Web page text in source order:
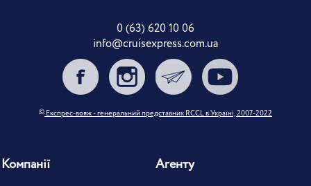
0 (63) 620 10 06
info@cruisexpress.com.ua
© Експрес-вояж - генеральний представник RCCL в Україні, 2007-2022
Компанії Агенту